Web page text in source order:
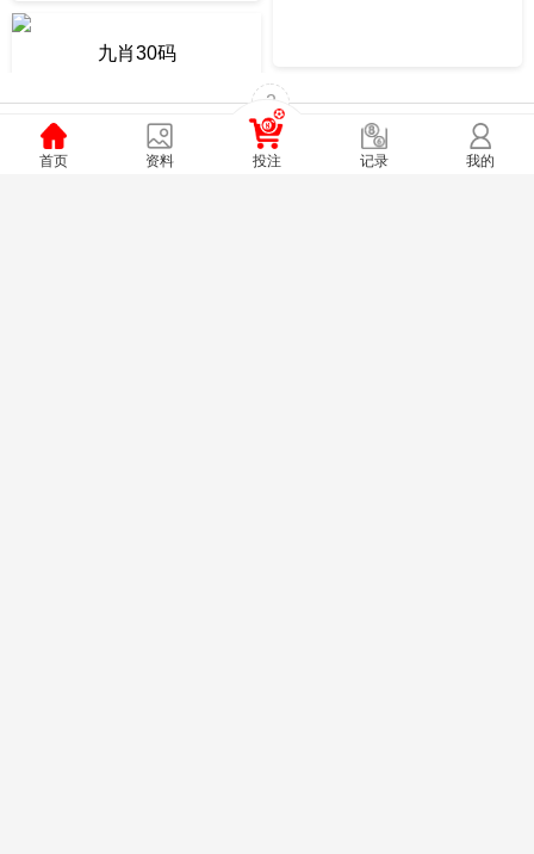
九肖30码
2
首页 资料 投注 记录 我的